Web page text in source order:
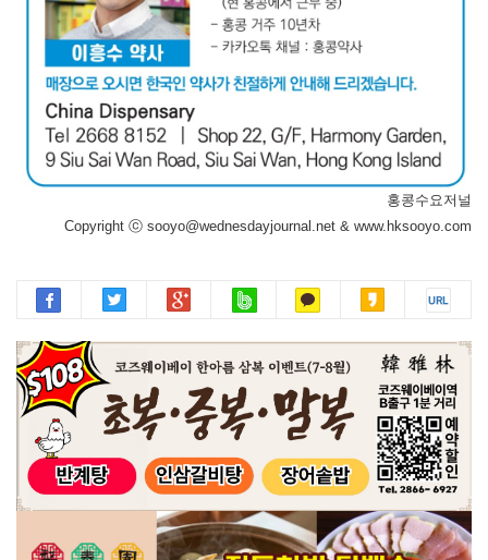
홍콩수요저널
Copyright ⓒ sooyo@wednesdayjournal.net & www.hksooyo.com